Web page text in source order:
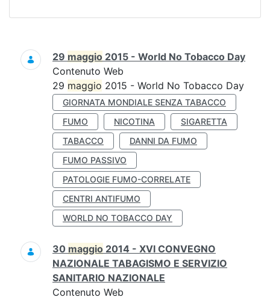
Ricerca
29 maggio 2015 - World No Tobacco Day
Contenuto Web
29 maggio 2015 - World No Tobacco Day
GIORNATA MONDIALE SENZA TABACCO
FUMO
NICOTINA
SIGARETTA
TABACCO
DANNI DA FUMO
FUMO PASSIVO
PATOLOGIE FUMO-CORRELATE
CENTRI ANTIFUMO
WORLD NO TOBACCO DAY
30 maggio 2014 - XVI CONVEGNO
NAZIONALE TABAGISMO E SERVIZIO
SANITARIO NAZIONALE
Contenuto Web